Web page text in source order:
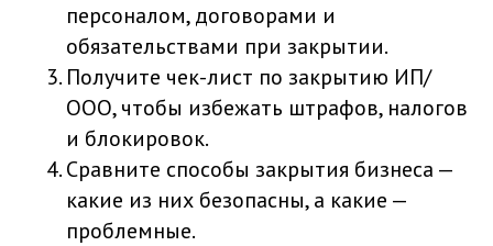
персоналом, договорами и
обязательствами при закрытии.
Получите чек-лист по закрытию ИП/
ООО, чтобы избежать штрафов, налогов
и блокировок.
Сравните способы закрытия бизнеса —
какие из них безопасны, а какие —
проблемные.